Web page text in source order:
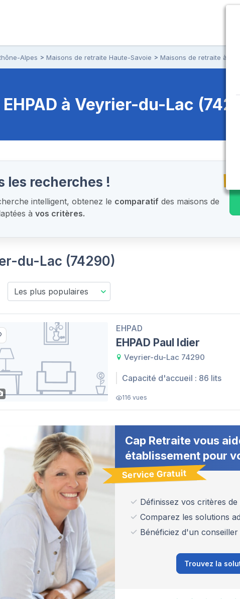
Alpes Maisons de retraite Haute-Savoie Maisons de retraite à
à Veyrier-du-Lac
les recherches !
intelligent, obtenez le comparatifdes maisons de
à vos critères.
du-Lac (74290)
EHPAD
EHPAD Paul Idier
Veyrier-du-Lac 74290
Capacité d'accueil : 86 lits
116 vues
Cap Retraite vous
établissement pour
Service Gratuit
Définissez vos critères
Comparez les solutions
Bénéficiez d'un
Trouvez la